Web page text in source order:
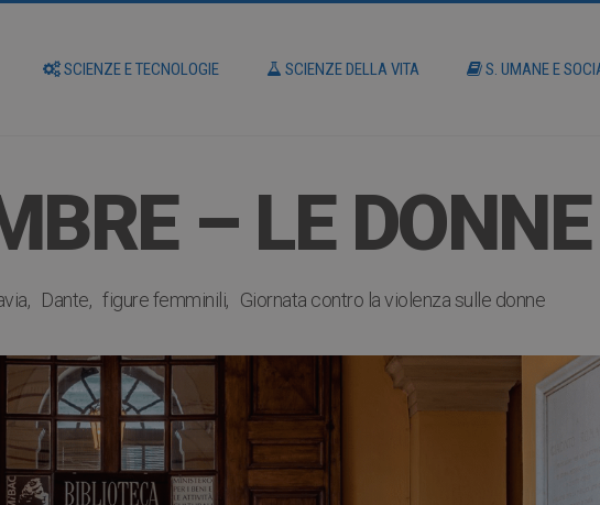
SCIENZE E TECNOLOGIE SCIENZE DELLA VITA S. UMANE E
– LE
Dante figure femminili Giornata contro la violenza sulle donne